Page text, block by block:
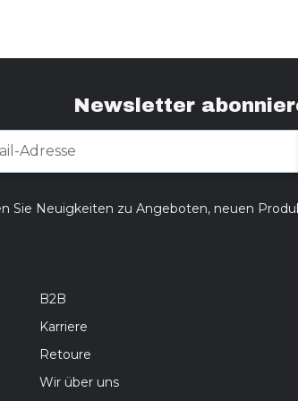
Newsletter
Sie Neuigkeiten zu Angeboten, neuen
B2B
Karriere
Retoure
Wir über uns